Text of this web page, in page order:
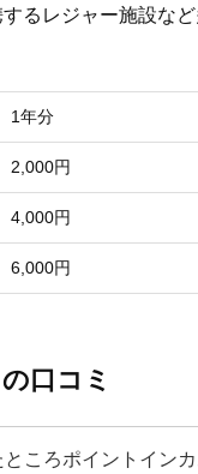
るレジャー施設な
1年分
2,000円
4,000円
6,000円
口コミ
ころポイントイン